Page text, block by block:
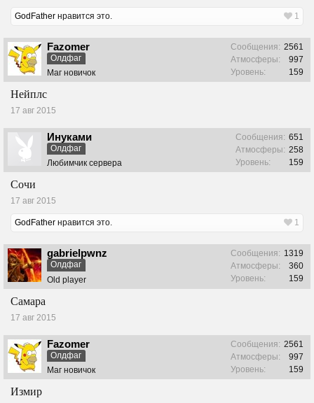
GodFather нравится это. 1
Fazomer
Олдфаг
Маг новичок
Сообщения: 2561
Атмосферы:
997
Уровень:
159
Нейплс
17 авг 2015
Инуками
Олдфаг
Любимчик сервера
Сообщения: 651
Атмосферы: 258
Уровень:
159
Сочи
17 авг 2015
GodFather нравится это. 1
gabrielpwnz
Олдфаг
Old player
Сообщения: 1319
Атмосферы:
360
Уровень:
159
Самара
17 авг 2015
Fazomer
Олдфаг
Маг новичок
Сообщения: 2561
Атмосферы:
997
Уровень:
159
Измир